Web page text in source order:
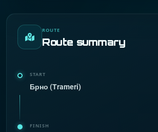
ROUTE
Route summary
START
Брно (Trameri)
FINISH